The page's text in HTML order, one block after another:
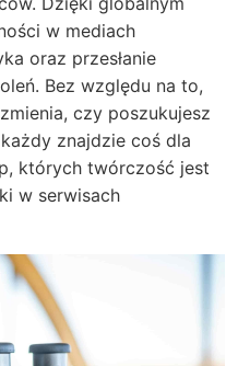
w mediach
oraz przesłanie
Bez względu na to,
czy poszukujesz
znajdzie coś dla
których twórczość jest
w serwisach